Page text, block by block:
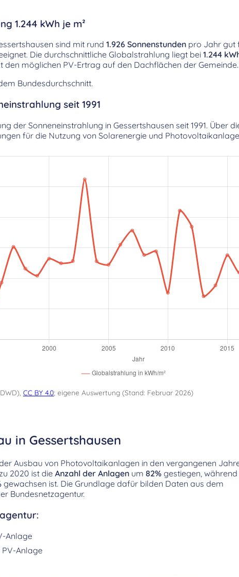
1.244 kWh je m²
sind mit rund 1.926 Sonnenstunden pro Jahr gut
Die durchschnittliche Globalstrahlung liegt bei 1.244
den möglichen PV-Ertrag auf den Dachflächen der Gemeinde.
Bundesdurchschnitt.
seit 1991
der Sonneneinstrahlung in Gessertshausen seit 1991. Über
für die Nutzung von Solarenergie und
CC BY 4.0; eigene Auswertung (Stand: Februar 2026)
in Gessertshausen
Ausbau von Photovoltaikanlagen in den vergangenen
2020 ist die Anzahl der Anlagen um 82% gestiegen,
gewachsen ist. Die Grundlage dafür bilden Daten aus dem
Bundesnetzagentur.
Anlage
Anlage